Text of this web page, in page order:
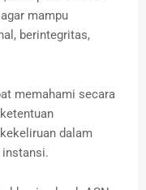
mampu
berintegritas,
memahami secara
dalam
instansi.